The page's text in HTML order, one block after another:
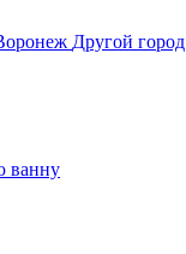
Другой город
ванну